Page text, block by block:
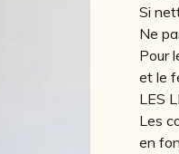
Si
Ne
Pour
et le
LES
Les
en